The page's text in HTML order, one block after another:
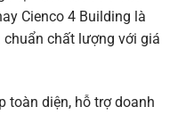
Cienco 4 Building là
chất lượng với giá
toàn diện, hỗ trợ doanh